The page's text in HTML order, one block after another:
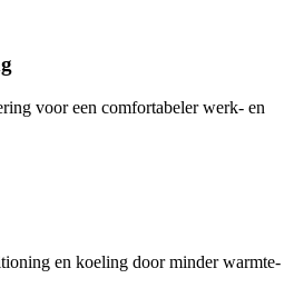
voor een comfortabeler werk- en
en koeling door minder warmte-